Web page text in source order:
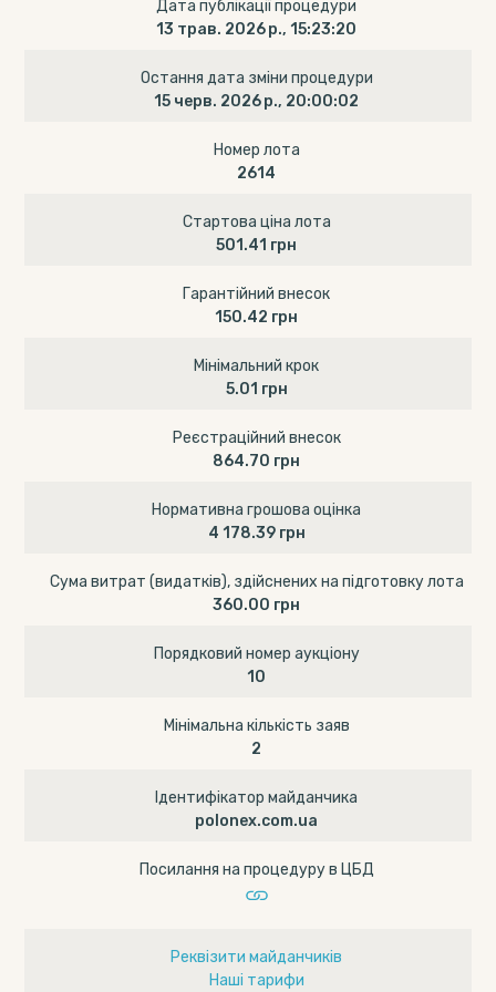
Дата публікації процедури
13 трав. 2026 р., 15:23:20
Остання дата зміни процедури
15 черв. 2026 р., 20:00:02
Номер лота
2614
Стартова ціна лота
501.41 грн
Гарантійний внесок
150.42 грн
Мінімальний крок
5.01 грн
Реєстраційний внесок
864.70 грн
Нормативна грошова оцінка
4 178.39 грн
Сума витрат (видатків), здійснених на підготовку лота
360.00 грн
Порядковий номер аукціону
10
Мінімальна кількість заяв
2
Ідентифікатор майданчика
polonex.com.ua
Посилання на процедуру в ЦБД
Реквізити майданчиків
Наші тарифи